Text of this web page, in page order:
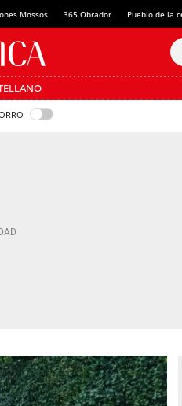
Mossos 365 Obrador Pueblo de la